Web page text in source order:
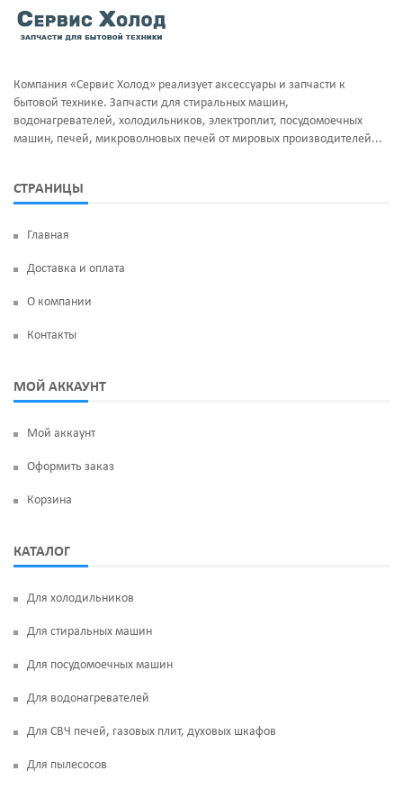
Тэны и нагреватели
Фильтра клапан шредора
Ручка люка
Суппорт и фланцы барабана
Термодатчики
УБЛ
Манжеты люка
Компания «Сервис Холод» реализует аксессуары и запчасти к
бытовой технике. Запчасти для стиральных машин,
водонагревателей, холодильников, электроплит, посудомоечных
машин, печей, микроволновых печей от мировых производителей...
СТРАНИЦЫ
Главная
Доставка и оплата
О компании
Контакты
МОЙ АККАУНТ
Мой аккаунт
Оформить заказ
Корзина
КАТАЛОГ
Для холодильников
Для стиральных машин
Для посудомоечных машин
Для водонагревателей
Для СВЧ печей, газовых плит, духовых шкафов
Для пылесосов